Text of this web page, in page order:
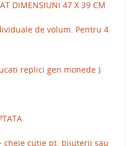
DIMENSIUNI 47 X 39 CM
de volum. Pentru 4
replici gen monede )
cheie cutie pt. bijuterii sau